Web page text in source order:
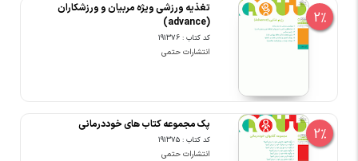
2%
تغذیه ورزشی ویژه مربیان و ورزشکاران
(advance)
کد کتاب : 191376
انتشارات حتمی
2%
پک مجموعه کتاب های خوددرمانی
کد کتاب : 191375
انتشارات حتمی